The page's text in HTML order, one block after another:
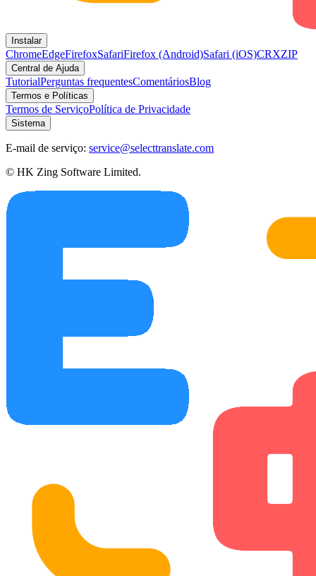
Instalar
ChromeEdgeFirefoxSafariFirefox (Android)Safari (iOS)CRXZIP
Central de Ajuda
TutorialPerguntas frequentesComentáriosBlog
Termos e Políticas
Termos de ServiçoPolítica de Privacidade
Sistema
E-mail de serviço: service@selecttranslate.com
© HK Zing Software Limited.